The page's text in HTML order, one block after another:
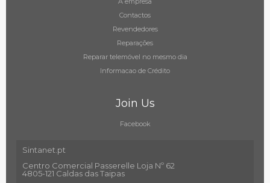
Contactos
Revendedores
Reparações
Reparar telemóvel no mesmo dia
Informacao de Crédito
Join Us
Facebook
Sintanet.pt
Centro Comercial Passerelle Loja Nº 62
4805-121 Caldas das Taipas